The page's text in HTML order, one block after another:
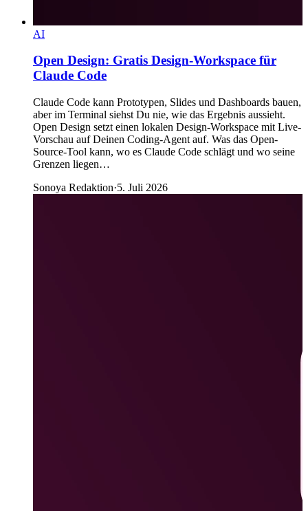
AI
Open Design: Gratis Design-Workspace für
Claude Code
Claude Code kann Prototypen, Slides und Dashboards bauen,
aber im Terminal siehst Du nie, wie das Ergebnis aussieht.
Open Design setzt einen lokalen Design-Workspace mit Live-
Vorschau auf Deinen Coding-Agent auf. Was das Open-
Source-Tool kann, wo es Claude Code schlägt und wo seine
Grenzen liegen…
Sonoya Redaktion·5. Juli 2026